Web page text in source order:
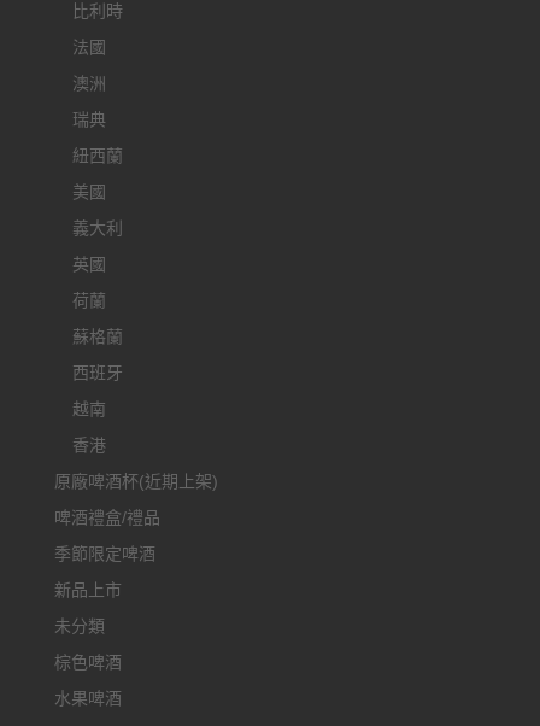
比利時
法國
澳洲
瑞典
紐西蘭
美國
義大利
英國
荷蘭
蘇格蘭
西班牙
越南
香港
原廠啤酒杯(近期上架)
啤酒禮盒/禮品
季節限定啤酒
新品上市
未分類
棕色啤酒
水果啤酒